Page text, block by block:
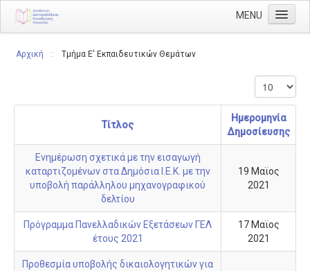
MENU
Τμήμα Α' Διοικητικού
Τμήμα Β' Οικονομικού
Τμήμα Γ' Προσωπικού
Τμήμα Δ' Πληροφορικής & Νέων Τεχνολογιών
Τμήμα Ε' Εκπαιδευτικών Θεμάτων
ΠΥΣΔΕ
Αρχική :: Τμήμα Ε' Εκπαιδευτικών Θεμάτων
Τίτλος
Ημερομηνία
Δημοσίευσης
Ενημέρωση σχετικά με την εισαγωγή
καταρτιζομένων στα Δημόσια Ι.Ε.Κ. με την
υποβολή παράλληλου μηχανογραφικού
δελτίου
19 Μαϊος
2021
Πρόγραμμα Πανελλαδικών Εξετάσεων ΓΕΛ
έτους 2021
17 Μαϊος
2021
Προθεσμία υποβολής δικαιολογητικών για